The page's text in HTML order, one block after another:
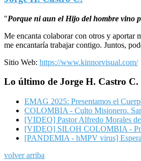
"Porque ni aun el Hijo del hombre vino
Me encanta colaborar con otros y aportar
me encantaría trabajar contigo. Juntos,
Sitio Web: https://www.kinnorvisual.com/
Lo último de Jorge H. Castro C.
EMAG 2025: Presentamos el
COLOMBIA - Culto Misionero.
[VIDEO] Pastor Alfredo Morales
[VIDEO] SILOH COLOMBIA -
[PANDEMIA - hMPV virus]
volver arriba